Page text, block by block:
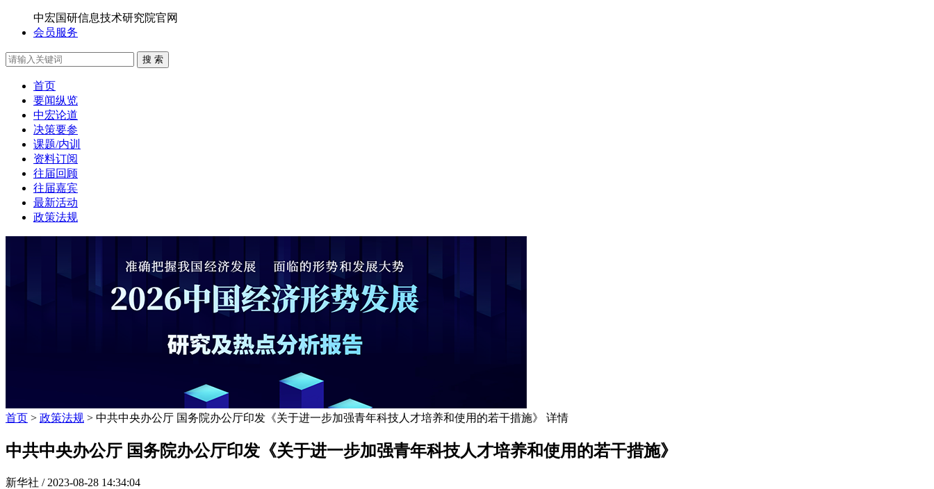
中宏国研信息技术研究院官网
会员服务
搜 索
首页
要闻纵览
中宏论道
决策要参
课题/内训
资料订阅
往届回顾
往届嘉宾
最新活动
政策法规
首页 > 政策法规 > 中共中央办公厅 国务院办公厅印发《关于进一步加强青年科技人才培养和使用的若干措施》 详情
中共中央办公厅 国务院办公厅印发《关于进一步加强青年科技人才培养和使用的若干措施》
新华社 / 2023-08-28 14:34:04